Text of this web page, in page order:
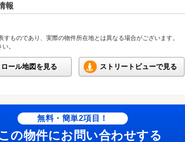
報
ものであり、実際の物件所在地とは異なる場合がございます。
。
ロール地図を見る ストリートビューで見る
無料・簡単2項目！
の物件にお問い合わせする